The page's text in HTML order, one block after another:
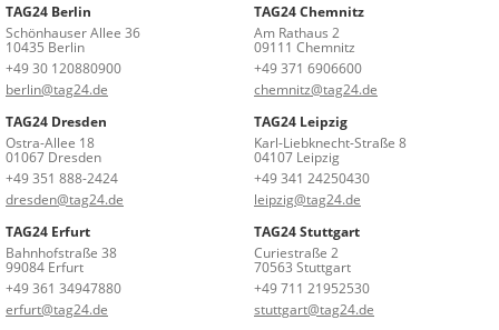
TAG24 Berlin
Schönhauser Allee 36
10435 Berlin
+49 30 120880900
berlin@tag24.de
TAG24 Chemnitz
Am Rathaus 2
09111 Chemnitz
+49 371 6906600
chemnitz@tag24.de
TAG24 Dresden
Ostra-Allee 18
01067 Dresden
+49 351 888-2424
dresden@tag24.de
TAG24 Leipzig
Karl-Liebknecht-Straße 8
04107 Leipzig
+49 341 24250430
leipzig@tag24.de
TAG24 Erfurt
Bahnhofstraße 38
99084 Erfurt
+49 361 34947880
erfurt@tag24.de
TAG24 Stuttgart
Curiestraße 2
70563 Stuttgart
+49 711 21952530
stuttgart@tag24.de